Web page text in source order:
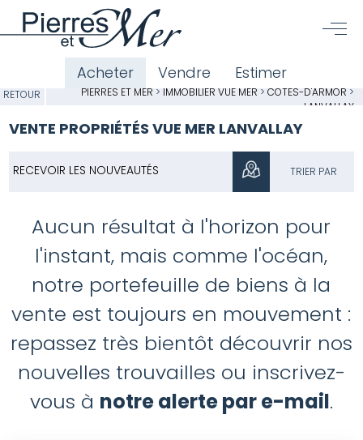
Acheter Vendre Estimer
RETOUR PIERRES ET MER > IMMOBILIER VUE MER > CÔTES-D'ARMOR >
LANVALLAY
VENTE PROPRIÉTÉS VUE MER LANVALLAY
TRIER PAR
RECEVOIR LES NOUVEAUTÉS
Aucun résultat à l'horizon pour
l'instant, mais comme l'océan,
notre portefeuille de biens à la
vente est toujours en mouvement :
repassez très bientôt découvrir nos
nouvelles trouvailles ou inscrivez-
vous à notre alerte par e-mail.